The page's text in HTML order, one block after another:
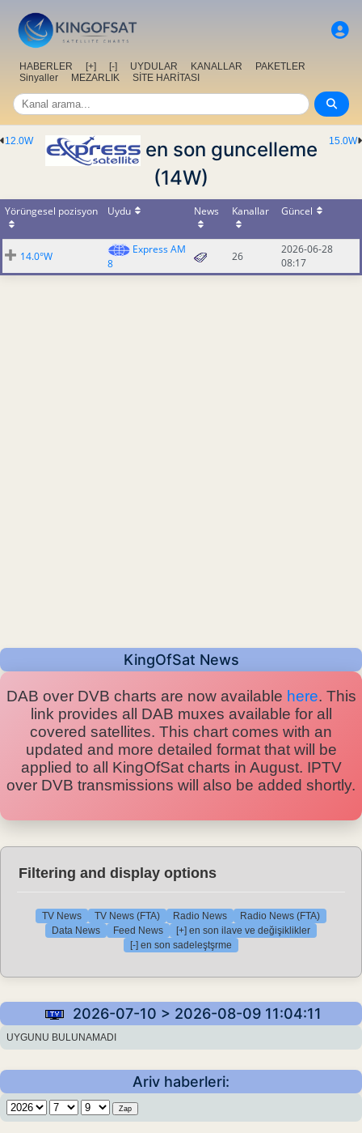
HABERLER [+] [-] UYDULAR KANALLAR
PAKETLER
Sinyaller
MEZARLIK SİTE HARİTASI
15.0W
12.0W
en son guncelleme
(14W)
Yörüngesel pozisyon Uydu News Kanallar Güncel
14.0°W
Express AM
8
26
2026-06-28
08:17
KingOfSat News
DAB over DVB charts are now available here. This
link provides all DAB muxes available for all
covered satellites. This chart comes with an
updated and more detailed format that will be
applied to all KingOfSat charts in August. IPTV
over DVB transmissions will also be added shortly.
Filtering and display options
TV News TV News (FTA) Radio News
Radio News (FTA)
Data News
Feed News
[+] en son ilave ve değişiklikler
[-] en son sadeleştşrme
2026-07-10 > 2026-08-09 11:04:11
UYGUNU BULUNAMADI
Ariv haberleri: